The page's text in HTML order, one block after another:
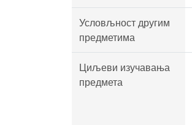
Условљност другим
предметима
Циљеви изучавања
предмета